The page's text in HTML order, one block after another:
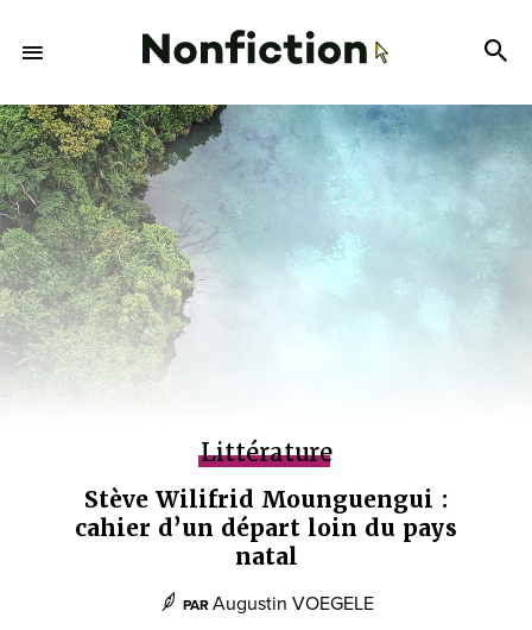
Littérature
Stève Wilifrid Mounguengui :
cahier d’un départ loin du pays
natal
PAR Augustin VOEGELE